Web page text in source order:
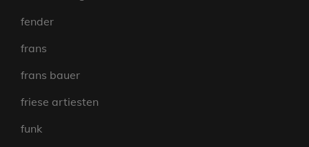
fender
frans
frans bauer
friese artiesten
funk